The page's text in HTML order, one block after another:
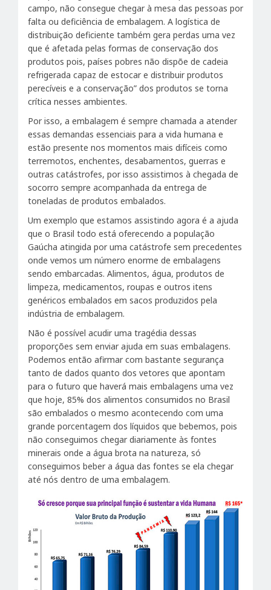
campo, não consegue chegar à mesa das pessoas por
falta ou deficiência de embalagem. A logística de
distribuição deficiente também gera perdas uma vez
que é afetada pelas formas de conservação dos
produtos pois, países pobres não dispõe de cadeia
refrigerada capaz de estocar e distribuir produtos
perecíveis e a conservação” dos produtos se torna
crítica nesses ambientes.
Por isso, a embalagem é sempre chamada a atender
essas demandas essenciais para a vida humana e
estão presente nos momentos mais difíceis como
terremotos, enchentes, desabamentos, guerras e
outras catástrofes, por isso assistimos à chegada de
socorro sempre acompanhada da entrega de
toneladas de produtos embalados.
Um exemplo que estamos assistindo agora é a ajuda
que o Brasil todo está oferecendo a população
Gaúcha atingida por uma catástrofe sem precedentes
onde vemos um número enorme de embalagens
sendo embarcadas. Alimentos, água, produtos de
limpeza, medicamentos, roupas e outros itens
genéricos embalados em sacos produzidos pela
indústria de embalagem.
Não é possível acudir uma tragédia dessas
proporções sem enviar ajuda em suas embalagens.
Podemos então afirmar com bastante segurança
tanto de dados quanto dos vetores que apontam
para o futuro que haverá mais embalagens uma vez
que hoje, 85% dos alimentos consumidos no Brasil
são embalados o mesmo acontecendo com uma
grande porcentagem dos líquidos que bebemos, pois
não conseguimos chegar diariamente às fontes
minerais onde a água brota na natureza, só
conseguimos beber a água das fontes se ela chegar
até nós dentro de uma embalagem.